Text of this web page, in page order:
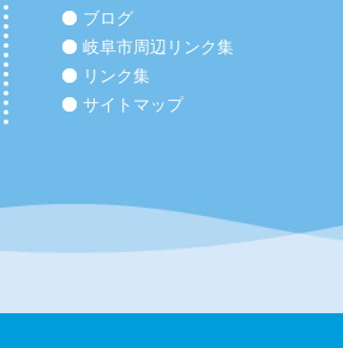
ブログ
岐阜市周辺リンク集
リンク集
サイトマップ